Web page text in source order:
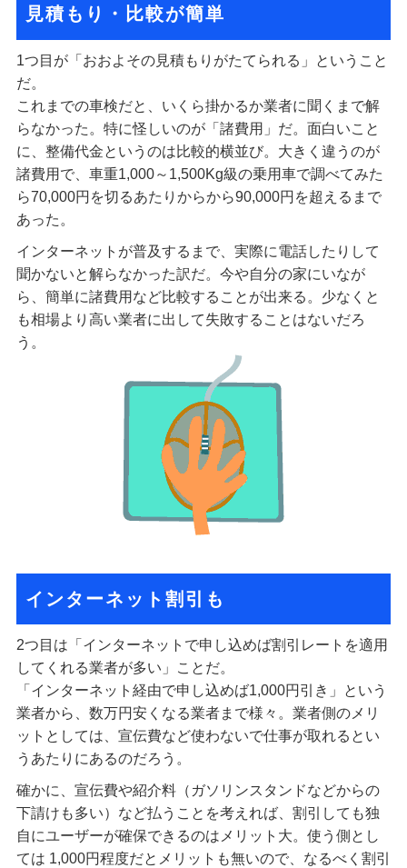
見積もり・比較が簡単
1つ目が「おおよその見積もりがたてられる」ということ
だ。
これまでの車検だと、いくら掛かるか業者に聞くまで解
らなかった。特に怪しいのが「諸費用」だ。面白いこと
に、整備代金というのは比較的横並び。大きく違うのが
諸費用で、車重1,000～1,500Kg級の乗用車で調べてみた
ら70,000円を切るあたりからから90,000円を超えるまで
あった。
インターネットが普及するまで、実際に電話したりして
聞かないと解らなかった訳だ。今や自分の家にいなが
ら、簡単に諸費用など比較することが出来る。少なくと
も相場より高い業者に出して失敗することはないだろ
う。
インターネット割引も
2つ目は「インターネットで申し込めば割引レートを適用
してくれる業者が多い」ことだ。
「インターネット経由で申し込めば1,000円引き」という
業者から、数万円安くなる業者まで様々。業者側のメリ
ットとしては、宣伝費など使わないで仕事が取れるとい
うあたりにあるのだろう。
確かに、宣伝費や紹介料（ガソリンスタンドなどからの
下請けも多い）など払うことを考えれば、割引しても独
自にユーザーが確保できるのはメリット大。使う側とし
ては 1,000円程度だとメリットも無いので、なるべく割引